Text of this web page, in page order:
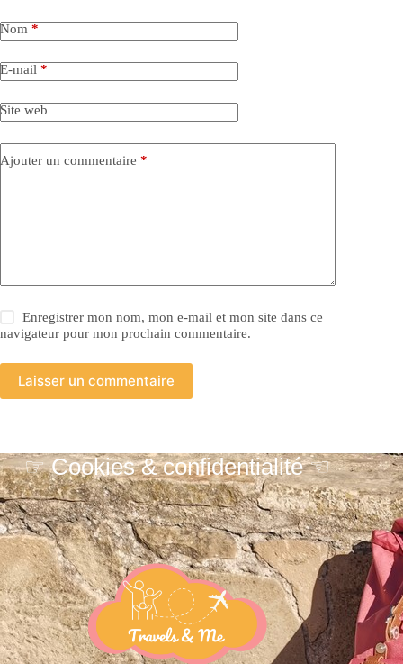
Nom *
E-mail *
Site web
Ajouter un commentaire *
Enregistrer mon nom, mon e-mail et mon site dans ce
navigateur pour mon prochain commentaire.
Laisser un commentaire
☞ Cookies & confidentialité ☜